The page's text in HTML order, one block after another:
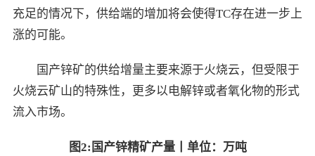
充足的情况下，供给端的增加将会使得TC存在进一步上
涨的可能。
国产锌矿的供给增量主要来源于火烧云，但受限于
火烧云矿山的特殊性，更多以电解锌或者氧化物的形式
流入市场。
图2: 国产锌精矿产量丨单位：万吨